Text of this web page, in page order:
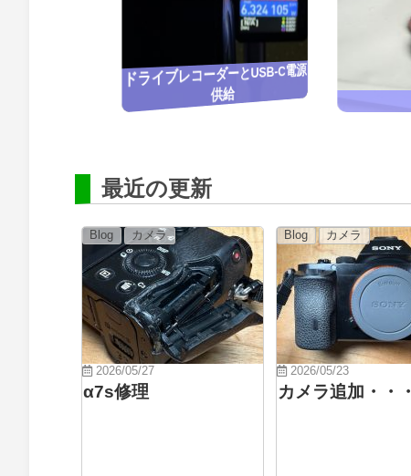
ドライブレコーダーとUSB-C電源
供給
最近の更新
Blog カメラ
2026/05/27
α7s修理
Blog カメラ
2026/05/23
カメラ追加・・・